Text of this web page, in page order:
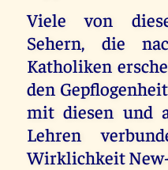
Viele von
Sehern, die
Katholiken
den
mit diesen und
Lehren
Wirklichkeit